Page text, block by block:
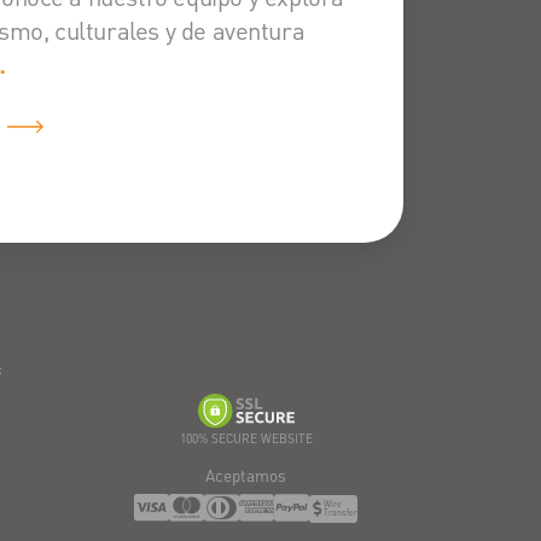
culturales y de aventura
100% SECURE WEBSITE
Aceptamos
Wire
Transfer